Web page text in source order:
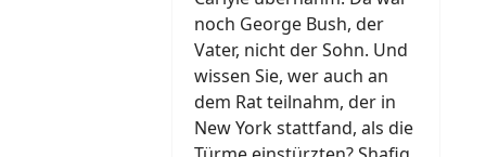
noch George Bush, der
Vater, nicht der Sohn. Und
wissen Sie, wer auch an
dem Rat teilnahm, der in
New York stattfand, als die